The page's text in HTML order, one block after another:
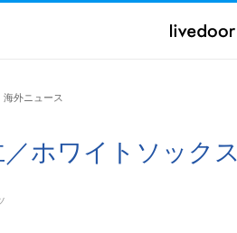
海外ニュース
／ホワイトソックス